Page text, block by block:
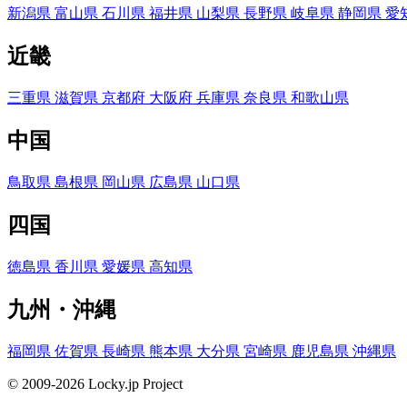
新潟県 富山県 石川県 福井県 山梨県 長野県 岐阜県 静岡県 愛
近畿
三重県 滋賀県 京都府 大阪府 兵庫県 奈良県 和歌山県
中国
鳥取県 島根県 岡山県 広島県 山口県
四国
徳島県 香川県 愛媛県 高知県
九州・沖縄
福岡県 佐賀県 長崎県 熊本県 大分県 宮崎県 鹿児島県 沖縄県
© 2009-2026 Locky.jp Project